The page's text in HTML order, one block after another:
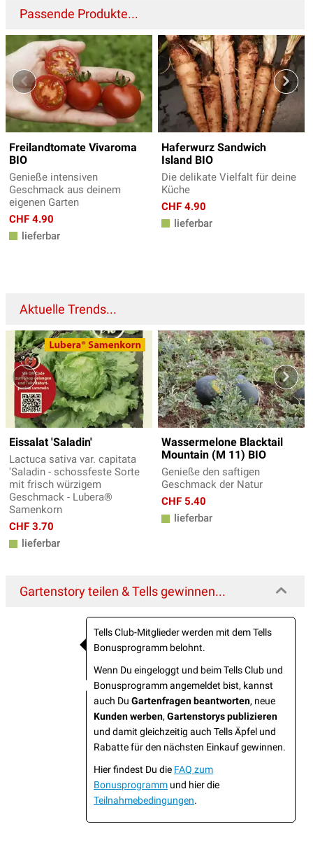
Passende Produkte...
Freilandtomate Vivaroma
BIO
Genieße intensiven
Geschmack aus deinem
eigenen Garten
CHF 4.90
lieferbar
Haferwurz Sandwich
Island BIO
Die delikate Vielfalt für deine
Küche
CHF 4.90
lieferbar
Aktuelle Trends...
Eissalat 'Saladin'
Lactuca sativa var. capitata
'Saladin - schossfeste Sorte
mit frisch würzigem
Geschmack - Lubera®
Samenkorn
CHF 3.70
lieferbar
Wassermelone Blacktail
Mountain (M 11) BIO
Genieße den saftigen
Geschmack der Natur
CHF 5.40
lieferbar
Gartenstory teilen & Tells gewinnen...
Tells Club-Mitglieder werden mit dem Tells
Bonusprogramm belohnt.
Wenn Du eingeloggt und beim Tells Club und
Bonusprogramm angemeldet bist, kannst
auch Du Gartenfragen beantworten, neue
Kunden werben, Gartenstorys publizieren
und damit gleichzeitig auch Tells Äpfel und
Rabatte für den nächsten Einkauf gewinnen.
Hier findest Du die FAQ zum
Bonusprogramm und hier die
Teilnahmebedingungen.